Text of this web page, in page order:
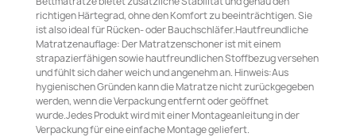
richtigen Härtegrad, ohne den Komfort zu beeinträchtigen. Sie
ist also ideal für Rücken- oder Bauchschläfer.Hautfreundliche
Matratzenauflage: Der Matratzenschoner ist mit einem
strapazierfähigen sowie hautfreundlichen Stoffbezug versehen
und fühlt sich daher weich und angenehm an. Hinweis:Aus
hygienischen Gründen kann die Matratze nicht zurückgegeben
werden, wenn die Verpackung entfernt oder geöffnet
wurde.Jedes Produkt wird mit einer Montageanleitung in der
Verpackung für eine einfache Montage geliefert.